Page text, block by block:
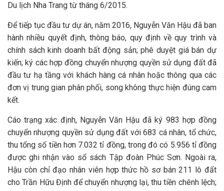
Du lịch Nha Trang từ tháng 6/2015.
Để tiếp tục đầu tư dự án, năm 2016, Nguyễn Văn Hậu đã ban
hành nhiều quyết định, thông báo, quy định về quy trình và
chính sách kinh doanh bất động sản; phê duyệt giá bán dự
kiến; ký các hợp đồng chuyển nhượng quyền sử dụng đất đã
đầu tư hạ tầng với khách hàng cá nhân hoặc thông qua các
đơn vị trung gian phân phối, song không thực hiện đúng cam
kết.
Cáo trạng xác định, Nguyễn Văn Hậu đã ký 983 hợp đồng
chuyển nhượng quyền sử dụng đất với 683 cá nhân, tổ chức,
thu tổng số tiền hơn 7.032 tỉ đồng, trong đó có 5.956 tỉ đồng
được ghi nhận vào sổ sách Tập đoàn Phúc Sơn. Ngoài ra,
Hậu còn chỉ đạo nhân viên hợp thức hồ sơ bán 211 lô đất
cho Trần Hữu Định để chuyển nhượng lại, thu tiền chênh lệch;